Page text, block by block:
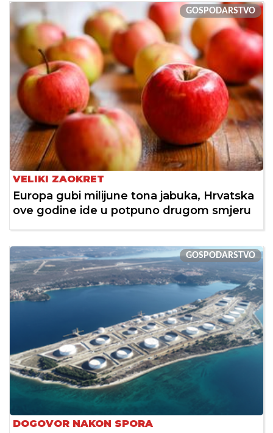
GOSPODARSTVO
VELIKI ZAOKRET
Europa gubi milijune tona jabuka, Hrvatska
ove godine ide u potpuno drugom smjeru
GOSPODARSTVO
DOGOVOR NAKON SPORA